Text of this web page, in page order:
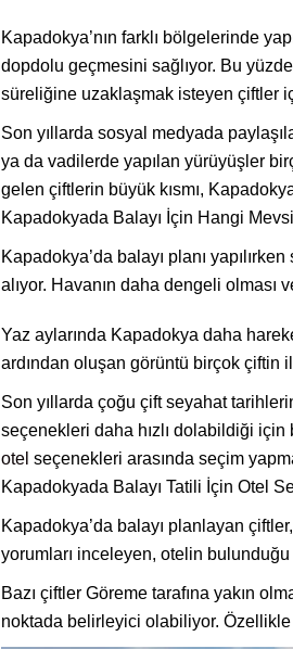
Kapadokya’nın farklı bölgelerinde
dopdolu geçmesini sağlıyor. Bu
süreliğine uzaklaşmak isteyen çiftler
Son yıllarda sosyal medyada
ya da vadilerde yapılan yürüyüşler
gelen çiftlerin büyük kısmı,
Kapadokyada Balayı İçin Hangi
Kapadokya’da balayı planı
alıyor. Havanın daha dengeli
Yaz aylarında Kapadokya daha
ardından oluşan görüntü birçok çiftin
Son yıllarda çoğu çift seyahat
seçenekleri daha hızlı dolabildiği için
otel seçenekleri arasında seçim
Kapadokyada Balayı Tatili İçin Otel
Kapadokya’da balayı planlayan
yorumları inceleyen, otelin
Bazı çiftler Göreme tarafına yakın
noktada belirleyici olabiliyor. Özellikle